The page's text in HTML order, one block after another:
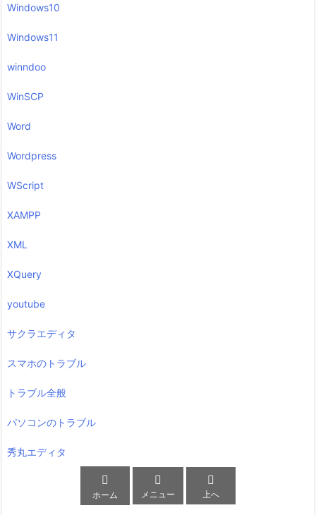
Windows10
Windows11
winndoo
WinSCP
Word
Wordpress
WScript
XAMPP
XML
XQuery
youtube
サクラエディタ
スマホのトラブル
トラブル全般
パソコンのトラブル
秀丸エディタ

ホーム

メニュー

上へ